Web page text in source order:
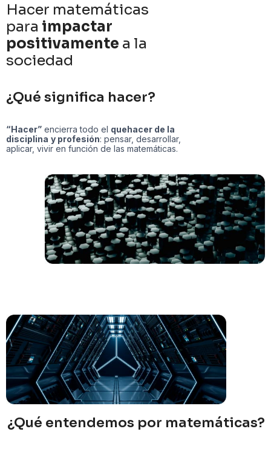
Hacer matemáticas
para impactar
positivamente a la
sociedad
¿Qué significa hacer?
“Hacer” encierra todo el quehacer de la
disciplina y profesión: pensar, desarrollar,
aplicar, vivir en función de las matemáticas.
¿Qué entendemos por matemáticas?